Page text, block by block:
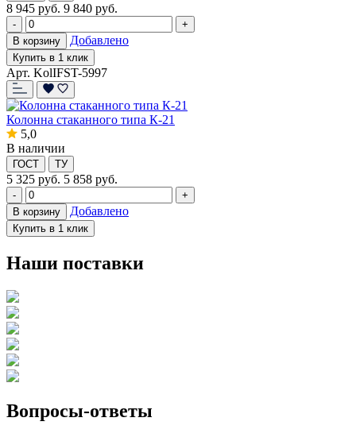
8 945 руб. 9 840 руб.
-
+
В корзину
Добавлено
Купить в 1 клик
Арт. KolIFST-5997
Колонна стаканного типа К-21
5,0
В наличии
ГОСТ ТУ
5 325 руб. 5 858 руб.
-
+
В корзину
Добавлено
Купить в 1 клик
Наши поставки
Вопросы-ответы